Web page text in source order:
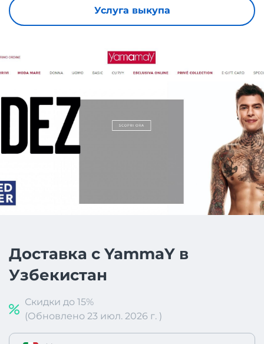
Услуга выкупа
Доставка с YammaY в
Узбекистан
Скидки до 15%
(Обновлено 23 июл. 2026 г. )